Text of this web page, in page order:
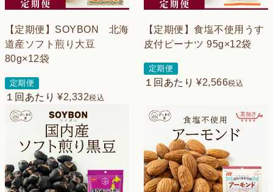
【定期便】SOYBON 北海
道産ソフト煎り大豆
80g×12袋
定期便
１回あたり ¥2,332税込
【定期便】食塩不使用うす
皮付ピーナツ 95g×12袋
定期便
１回あたり ¥2,566税込